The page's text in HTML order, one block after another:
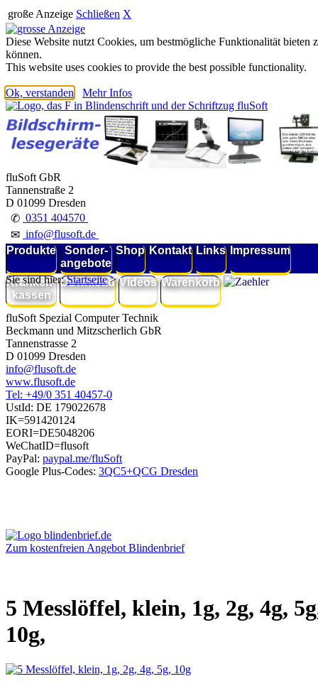
große Anzeige Schließen X
Diese Website nutzt Cookies, um bestmögliche Funktionalität bieten
können.
This website uses cookies to provide the best possible functionality.
Ok, verstanden Mehr Infos
fluSoft GbR
Tannenstraße 2
D 01099 Dresden
✆ 0351 404570
✉ info@flusoft.de
Produkte
Sonder-
angebote
Shop Kontakt Links Impressum
Kranken-
kassen
Download Videos Warenkorb
Sie sind hier:Startseite>
fluSoft Spezial Computer Technik
Beckmann und Mitzscherlich GbR
Tannenstrasse 2
D 01099 Dresden
info@flusoft.de
www.flusoft.de
Tel: +49/0 351 40457-0
UstId: DE 179022678
IK=591420124
EORI=DE5048206
WeChatID=flusoft
PayPal: paypal.me/fluSoft
Google Plus-Codes: 3QC5+QCG Dresden
Zum kostenfreien Angebot Blindenbrief
5 Messlöffel, klein, 1g, 2g, 4g,
10g,